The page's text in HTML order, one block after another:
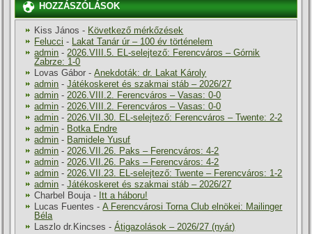
HOZZÁSZÓLÁSOK
Kiss János - Következő mérkőzések
Felucci - Lakat Tanár úr – 100 év történelem
admin -2026.VIII.5. EL-selejtező: Ferencváros – Górnik
Zabrze: 1-0
Lovas Gábor -Anekdoták: dr. Lakat Károly
admin -Játékoskeret és szakmai stáb – 2026/27
admin -2026.VIII.2. Ferencváros – Vasas: 0-0
admin -2026.VIII.2. Ferencváros – Vasas: 0-0
admin -2026.VII.30. EL-selejtező: Ferencváros – Twente: 2-2
admin - Botka Endre
admin - Bamidele Yusuf
admin -2026.VII.26. Paks – Ferencváros: 4-2
admin -2026.VII.26. Paks – Ferencváros: 4-2
admin -2026.VII.23. EL-selejtező: Twente – Ferencváros: 1-2
admin -Játékoskeret és szakmai stáb – 2026/27
Charbel Bouja- Itt a háboru!
Lucas Fuentes -A Ferencvárosi Torna Club elnökei: Mailinger
Béla
Laszlo dr.Kincses -Átigazolások – 2026/27 (nyár)